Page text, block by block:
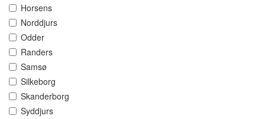
Horsens
Norddjurs
Odder
Randers
Samsø
Silkeborg
Skanderborg
Syddjurs